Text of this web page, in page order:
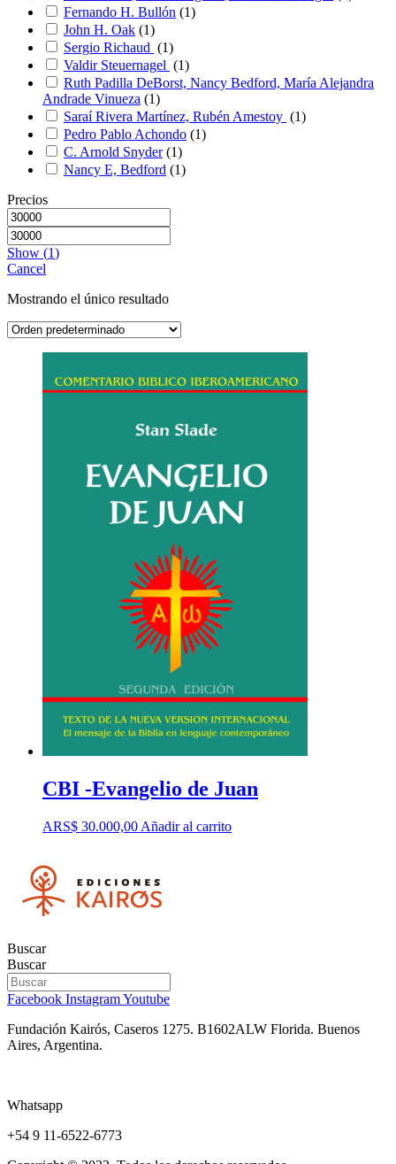
Fernando H. Bullón (1)
John H. Oak (1)
Sergio Richaud (1)
Valdir Steuernagel (1)
Ruth Padilla DeBorst, Nancy Bedford, María Alejandra
Andrade Vinueza (1)
Saraí Rivera Martínez, Rubén Amestoy (1)
Pedro Pablo Achondo (1)
C. Arnold Snyder (1)
Nancy E, Bedford (1)
Precios
Show (1)
Cancel
Mostrando el único resultado
CBI -Evangelio de Juan
ARS$ 30.000,00 Añadir al carrito
Buscar
Buscar
Facebook InstagramYoutube
Fundación Kairós, Caseros 1275. B1602ALW Florida. Buenos
Aires, Argentina.
Whatsapp
+54 9 11-6522-6773